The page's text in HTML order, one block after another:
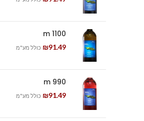
1100 m
₪91.49 כולל מע"מ
990 m
₪91.49 כולל מע"מ